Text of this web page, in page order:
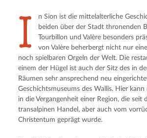
I
n Sion ist die mittelalterliche
beiden über der Stadt thronenden
Tourbillon und Valère besonders
von Valère beherbergt nicht nur
noch spielbaren Orgeln der Welt. Die
einem der Hügel ist auch der Sitz des in
Räumen sehr ansprechend neu
Geschichtsmuseums des Wallis. Hier
in die Vergangenheit einer Region, die seit
transalpinen Handel, aber auch vom
Christentum geprägt wurde.